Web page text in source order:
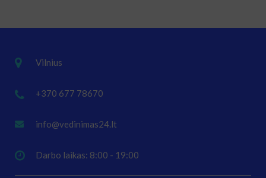
Vilnius
+370 677 78670
info@vedinimas24.lt
Darbo laikas: 8:00 - 19:00